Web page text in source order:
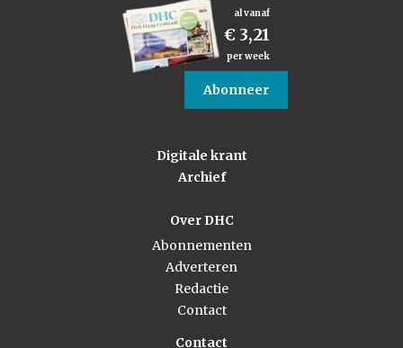
al vanaf
€ 3,21
per week
Abonneer
Digitale krant
Archief
Over DHC
Abonnementen
Adverteren
Redactie
Contact
Contact